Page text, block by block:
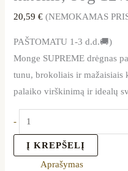
20,59€ (NEMOKAMAS
PAŠTOMATU 1-3 d.d.🚚)
Monge SUPREME drėgnas
tunu, brokoliais ir mažaisiais
palaiko virškinimą ir idealų
-
Į KREPŠELĮ
Aprašymas